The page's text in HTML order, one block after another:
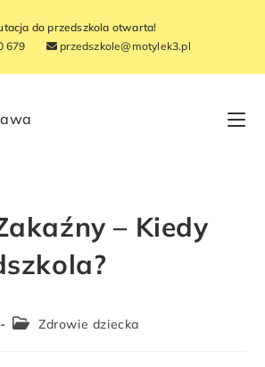
do przedszkola otwarta!
679
przedszkole@motylek3.pl
– Kiedy
Zdrowie dziecka